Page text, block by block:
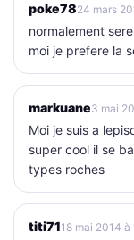
poke7824 mars
normalement
moi je prefere la
markuane3 mai
Moi je suis a
super cool il se
types roches
titi7118 mai 2014 à